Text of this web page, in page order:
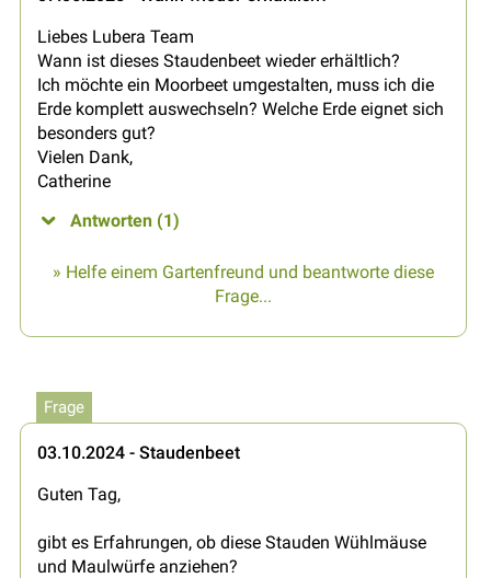
Liebes Lubera Team
Wann ist dieses Staudenbeet wieder erhältlich?
Ich möchte ein Moorbeet umgestalten, muss ich die
Erde komplett auswechseln? Welche Erde eignet sich
besonders gut?
Vielen Dank,
Catherine
Antworten (1)
» Helfe einem Gartenfreund und beantworte diese
Frage...
Frage
03.10.2024 - Staudenbeet
Guten Tag,
gibt es Erfahrungen, ob diese Stauden Wühlmäuse
und Maulwürfe anziehen?